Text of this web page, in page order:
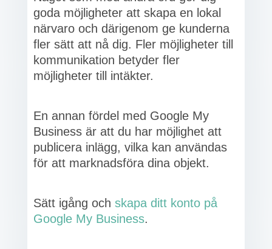
goda möjligheter att skapa en lokal
närvaro och därigenom ge kunderna
fler sätt att nå dig. Fler möjligheter till
kommunikation betyder fler
möjligheter till intäkter.
En annan fördel med Google My
Business är att du har möjlighet att
publicera inlägg, vilka kan användas
för att marknadsföra dina objekt.
Sätt igång och skapa ditt konto på
Google My Business.